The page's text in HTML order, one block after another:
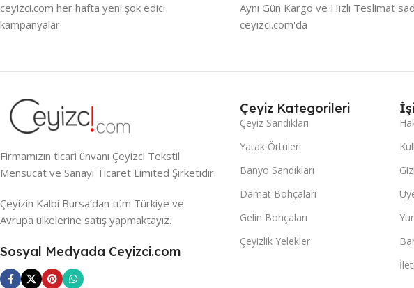
ceyizci.com her hafta yeni şok edici
kampanyalar
Aynı Gün Kargo ve Hızlı Teslimat
ceyizci.com'da
Firmamızın ticari ünvanı Çeyizci Tekstil
Mensucat ve Sanayi Ticaret Limited Şirketidir.
Çeyizin Kalbi Bursa’dan tüm Türkiye ve
Avrupa ülkelerine satış yapmaktayız.
Sosyal Medyada Ceyizci.com
Çeyiz Kategorileri
Çeyiz Sandıkları
Yatak Örtüleri
Banyo Sandıkları
Damat Bohçaları
Gelin Bohçaları
Çeyizlik Yelekler